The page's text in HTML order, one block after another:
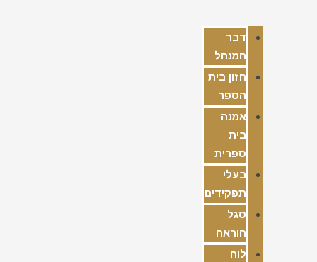
דבר
המנהל
חזון בית
הספר
אמנה
בית
ספרית
בעלי
תפקידים
סגל
הוראה
לוח